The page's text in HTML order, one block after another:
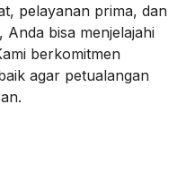
pelayanan prima, dan
bisa menjelajahi
berkomitmen
agar petualangan